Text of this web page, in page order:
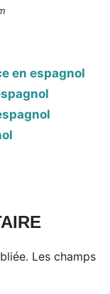
en espagnol
Les champs